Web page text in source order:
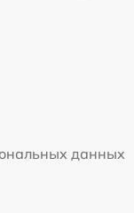
данных